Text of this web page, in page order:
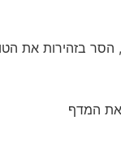
בזהירות את